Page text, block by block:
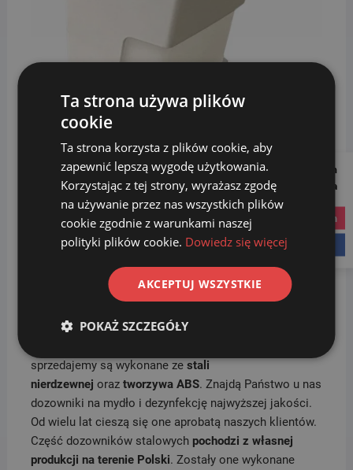
___________
W ofercie sklepu SORTBIN24.pl znajdą Państwo
wysokiej jakości
dozowniki na mydło i dezynfekcję
Dostępne są różne warianty, wzory i wielkości.
Dozowniki znajdują zastosowanie w lokalach
usługowych, szkołach oraz szpitalach. Cieszą się
których duże znaczenie ma zachowanie wysokiego
sprzedajemy są wykonane ze stali
nierdzewnej oraz tworzywa ABS. Znajdą Państwo u nas
dozowniki na mydło i dezynfekcję najwyższej jakości.
Od wielu lat cieszą się one aprobatą naszych klientów.
Część dozowników stalowych pochodzi z własnej
produkcji na terenie Polski. Zostały one wykonane
Follow us on
Social Media
instagram
Ta strona używa plików
cookie
Ta strona korzysta z plików cookie, aby
zapewnić lepszą wygodę użytkowania.
Korzystając z tej strony, wyrażasz zgodę
na używanie przez nas wszystkich plików
cookie zgodnie z warunkami naszej
polityki plików cookie. Dowiedz się więcej
AKCEPTUJ WSZYSTKIE
POKAŻ SZCZEGÓŁY